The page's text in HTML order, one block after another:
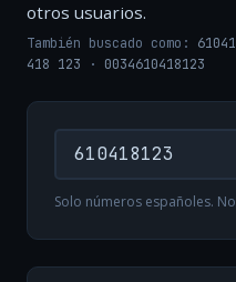
otros usuarios.
También buscado como:
418 123 · 0034610418123
Solo números españoles.